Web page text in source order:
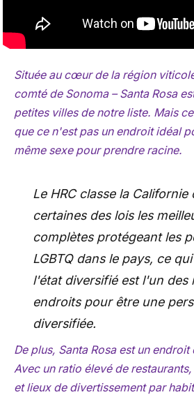
Située au cœur de la région
comté de Sonoma – Santa Rosa
petites villes de notre liste. Mais
que ce n'est pas un endroit idéal
même sexe pour prendre racine.
Le HRC classe la
certaines des lois les
complètes protégeant les
LGBTQ dans le pays, ce
l'état diversifié est l'un des
endroits pour être une
diversifiée.
De plus, Santa Rosa est un
Avec un ratio élevé de
et lieux de divertissement par